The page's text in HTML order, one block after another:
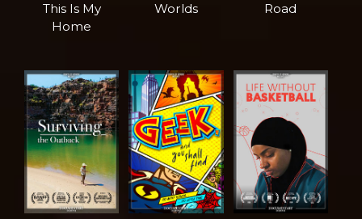
This Is My
Home
Worlds
Road